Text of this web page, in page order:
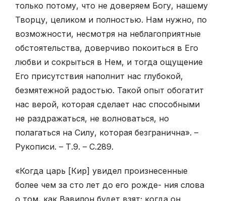
только потому, что не доверяем Богу, нашему
Творцу, целиком и полностью. Нам нужно, по
возможности, несмотря на неблагоприятные
обстоятельства, доверчиво покоиться в Его
любви и сокрыться в Нем, и тогда ощущение
Его присутствия наполнит нас глубокой,
безмятежной радостью. Такой опыт обогатит
нас верой, которая сделает нас способными
не раздражаться, не волноваться, но
полагаться на Силу, которая безгранична». –
Рукописи. – Т.9. – С.289.
«Когда царь [Кир] увидел произнесенные
более чем за сто лет до его рожде- ния слова
о том, как Вавилон будет взят; когда он